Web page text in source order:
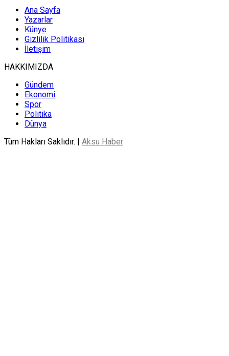
Ana Sayfa
Yazarlar
Künye
Gizlilik Politikası
İletişim
HAKKIMIZDA
Gündem
Ekonomi
Spor
Politika
Dünya
Tüm Hakları Saklıdır. | Aksu Haber